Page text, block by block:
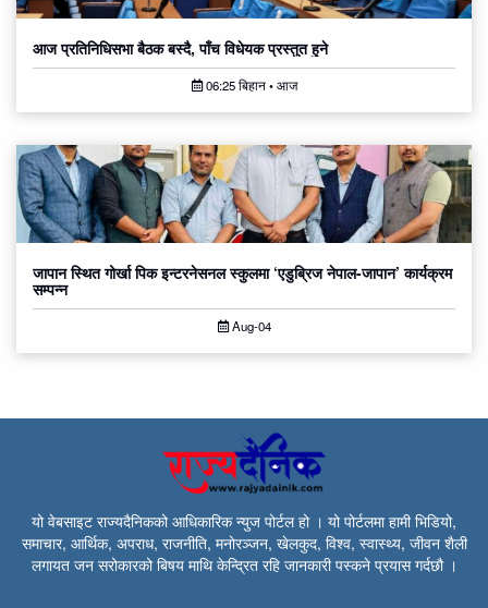
आज प्रतिनिधिसभा बैठक बस्दै, पाँच विधेयक प्रस्तुत हुने
06:25 बिहान • आज
जापान स्थित गोर्खा पिक इन्टरनेसनल स्कुलमा ‘एडुब्रिज नेपाल-जापान’ कार्यक्रम
सम्पन्न
Aug-04
यो वेबसाइट राज्यदैनिकको आधिकारिक न्युज पोर्टल हो । यो पोर्टलमा हामी भिडियो,
समाचार, आर्थिक, अपराध, राजनीति, मनोरञ्जन, खेलकुद, विश्व, स्वास्थ्य, जीवन शैली
लगायत जन सरोकारको बिषय माथि केन्द्रित रहि जानकारी पस्कने प्रयास गर्दछौ ।